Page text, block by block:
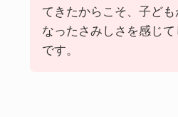
てきたからこそ、子ども
なったさみしさを感じ
です。